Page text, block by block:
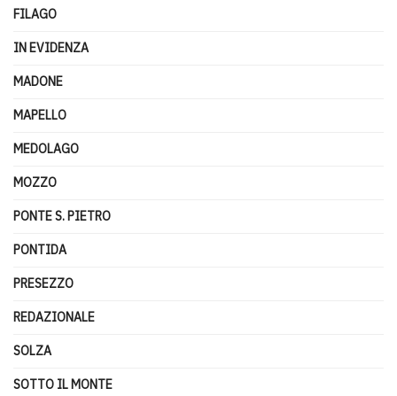
FILAGO
IN EVIDENZA
MADONE
MAPELLO
MEDOLAGO
MOZZO
PONTE S. PIETRO
PONTIDA
PRESEZZO
REDAZIONALE
SOLZA
SOTTO IL MONTE